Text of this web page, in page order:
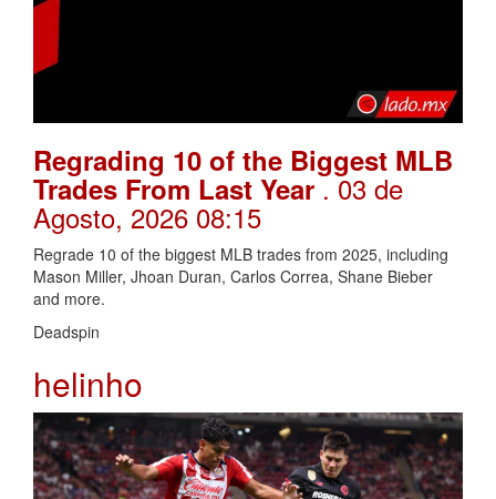
Regrading 10 of the Biggest MLB
Trades From Last Year. 03 de
Agosto, 2026 08:15
Regrade 10 of the biggest MLB trades from 2025, including
Mason Miller, Jhoan Duran, Carlos Correa, Shane Bieber
and more.
Deadspin
helinho